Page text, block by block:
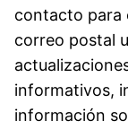
contacto para
correo postal
informativos,
información